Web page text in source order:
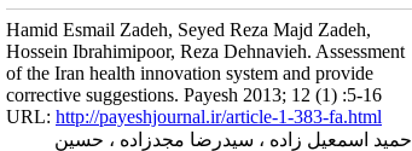
Hamid Esmail Zadeh, Seyed Reza Majd Zadeh,
Hossein Ibrahimipoor, Reza Dehnavieh. Assessment
of the Iran health innovation system and provide
corrective suggestions. Payesh 2013; 12 (1) :5-16
URL: http://payeshjournal.ir/article-1-383-fa.html
حمید اسمعیل زاده ، سیدرضا مجدزاده ، حسین